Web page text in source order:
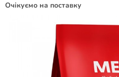
Очікуємо на поставку